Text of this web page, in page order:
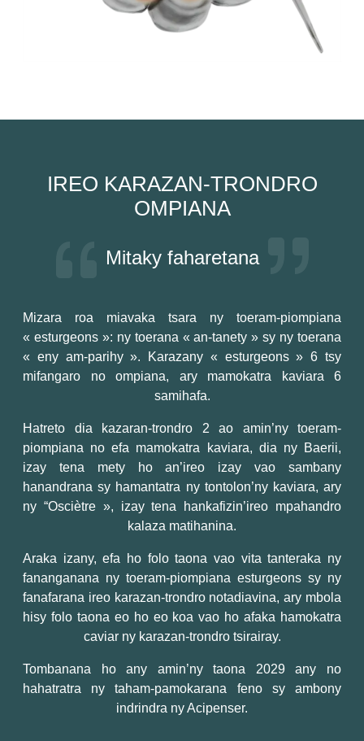
IREO KARAZAN-TRONDRO
OMPIANA
Mitaky faharetana
Mizara roa miavaka tsara ny toeram-piompiana
« esturgeons »: ny toerana « an-tanety » sy ny toerana
« eny am-parihy ». Karazany « esturgeons » 6 tsy
mifangaro no ompiana, ary mamokatra kaviara 6
samihafa.
Hatreto dia kazaran-trondro 2 ao amin’ny toeram-
piompiana no efa mamokatra kaviara, dia ny Baerii,
izay tena mety ho an’ireo izay vao sambany
hanandrana sy hamantatra ny tontolon’ny kaviara, ary
ny “Osciètre », izay tena hankafizin’ireo mpahandro
kalaza matihanina.
Araka izany, efa ho folo taona vao vita tanteraka ny
fananganana ny toeram-piompiana esturgeons sy ny
fanafarana ireo karazan-trondro notadiavina, ary mbola
hisy folo taona eo ho eo koa vao ho afaka hamokatra
caviar ny karazan-trondro tsirairay.
Tombanana ho any amin’ny taona 2029 any no
hahatratra ny taham-pamokarana feno sy ambony
indrindra ny Acipenser.